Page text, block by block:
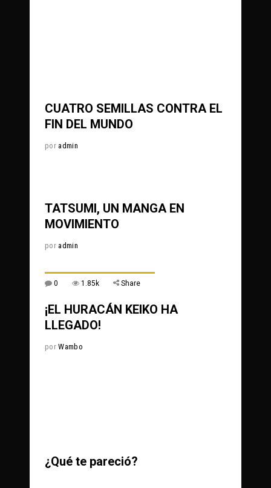
CUATRO SEMILLAS CONTRA EL
FIN DEL MUNDO
por admin
TATSUMI, UN MANGA EN
MOVIMIENTO
por admin
0 1.85k Share
¡EL HURACÁN KEIKO HA
LLEGADO!
porWambo
¿Qué te pareció?